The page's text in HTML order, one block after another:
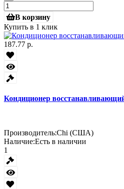
В корзину
Купить в 1 клик
187.77 р.
Кондиционер
Производитель:Chi (США)
Наличие:Есть в наличии
1